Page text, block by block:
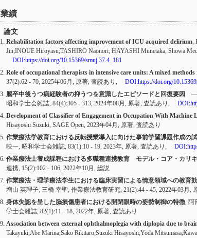
業績
論文
Rehabilitation factors affecting improvement of ICU acquired delirium,
Jin;INOUE Hiroyasu;TASHIRO Naonori; HAYASHI Munetaka, Showa
DOI:https://doi.org/10.15369/smuj.37.4_181
Role of occupational therapists in intensive care units: A mixed methods
37(2):62 - 70, 2025年06月, 原著, 査読あり ,
DOI:https://doi.org/
脳卒中後うつ病経験者の抑うつを意識したエピソードと回復要因
昭和学士会雑誌, 84(4):305 - 313, 2024年08月, 原著, 査読あり ,
Development of Classifier of Engagement in Occupation With
Hisayoshi Suzuki, SAGE Open, 2023年04月, 原著, 査読あり
作業療法学教育における反転授業導入に向けた事前学習課題作成の
映一, 昭和学士会雑誌, 83(1):10 - 19, 2023年, 原著, 査読あり ,
作業療法士養成課程における多職種連携教育 モデル・コア・カリ
連携, 15(2):102 - 106, 2022年10月, 総説
作業療法・理学療法学生における臨床実習による情意領域への教育
増山 英理子; 三橋 幸聖, 作業療法教育研究, 21(2):44 - 45, 2022年03月,
身体失認を呈した脳損傷患者における開閉眼時の姿勢制御の特徴, 阿
学士会雑誌, 82(1):11 - 18, 2022年, 原著, 査読あり
Association between external ophthalmoplegia with diplopia due to
Takayuki;Abe Marina;Sako Rikitaro;Suzuki Hisayoshi;Yoda